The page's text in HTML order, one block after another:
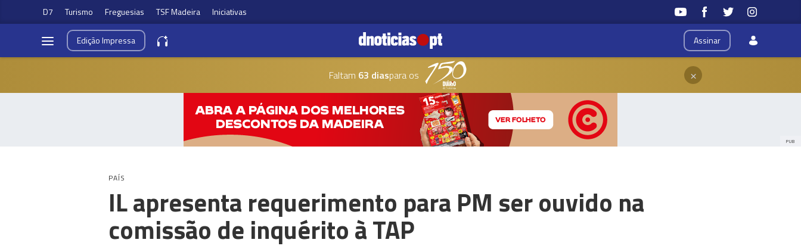
D7 Turismo Freguesias TSF Madeira Iniciativas
Assinar
EdiçãoImpressa
Faltam 63 diaspara os ×
PUB
PAÍS
IL apresenta requerimento para PM ser ouvido na
comissão de inquérito à TAP